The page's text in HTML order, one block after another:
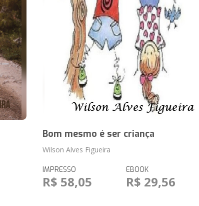
Bom mesmo é ser criança
Wilson Alves Figueira
IMPRESSO
R$ 58,05
EBOOK
R$ 29,56